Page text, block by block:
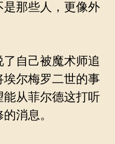
那些人，更像外
自己被魔术师追
尔梅罗二世的事
从菲尔德这打听
消息。